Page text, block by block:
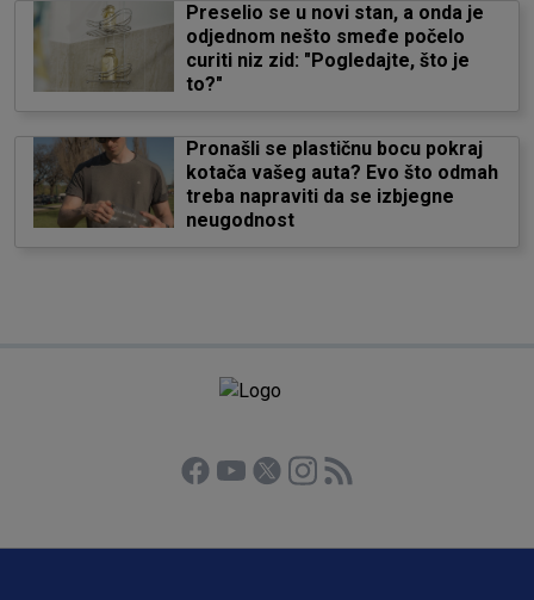
Preselio se u novi stan, a onda je
odjednom nešto smeđe počelo
curiti niz zid: "Pogledajte, što je
to?"
Pronašli se plastičnu bocu pokraj
kotača vašeg auta? Evo što odmah
treba napraviti da se izbjegne
neugodnost